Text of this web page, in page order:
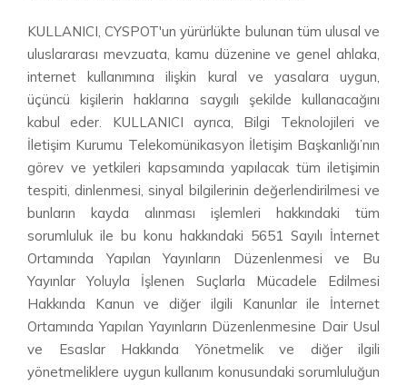
KULLANICI, CYSPOT'un yürürlükte bulunan tüm ulusal ve
uluslararası mevzuata, kamu düzenine ve genel ahlaka,
internet kullanımına ilişkin kural ve yasalara uygun,
üçüncü kişilerin haklarına saygılı şekilde kullanacağını
kabul eder. KULLANICI ayrıca, Bilgi Teknolojileri ve
İletişim Kurumu Telekomünikasyon İletişim Başkanlığı’nın
görev ve yetkileri kapsamında yapılacak tüm iletişimin
tespiti, dinlenmesi, sinyal bilgilerinin değerlendirilmesi ve
bunların kayda alınması işlemleri hakkındaki tüm
sorumluluk ile bu konu hakkındaki 5651 Sayılı İnternet
Ortamında Yapılan Yayınların Düzenlenmesi ve Bu
Yayınlar Yoluyla İşlenen Suçlarla Mücadele Edilmesi
Hakkında Kanun ve diğer ilgili Kanunlar ile İnternet
Ortamında Yapılan Yayınların Düzenlenmesine Dair Usul
ve Esaslar Hakkında Yönetmelik ve diğer ilgili
yönetmeliklere uygun kullanım konusundaki sorumluluğun